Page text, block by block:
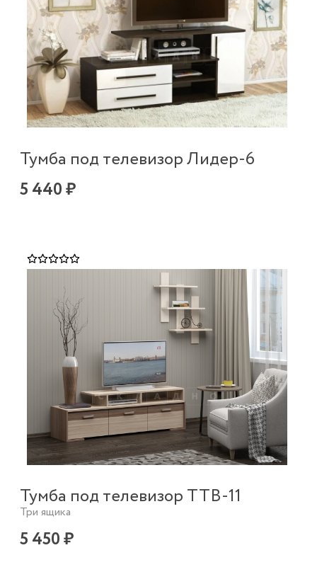
Тумба под телевизор Лидер-6
5 440 ₽
Тумба под телевизор ТТВ-11
Три ящика
5 450 ₽